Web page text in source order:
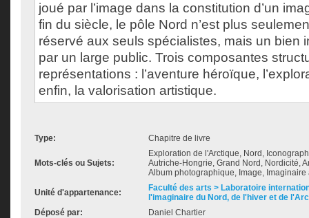
joué par l’image dans la constitution d’un
fin du siècle, le pôle Nord n’est plus
réservé aux seuls spécialistes, mais un bien
par un large public. Trois composantes
représentations : l’aventure héroïque,
enfin, la valorisation artistique.
Type: Chapitre de livre
Mots-clés ou Sujets:
Exploration de l'Arctique, Nord,
Autriche-Hongrie, Grand Nord, Nordicité,
Album photographique, Image, Imaginaire
Unité d'appartenance:
Faculté des arts > Laboratoire
l'imaginaire du Nord, de l'hiver et de
Déposé par:
Daniel Chartier